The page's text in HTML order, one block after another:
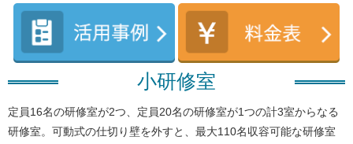
小研修室
定員16名の研修室が2つ、定員20名の研修室が1つの計3室からなる
研修室。 可動式の仕切り壁を外すと、最大110名収容可能な研修室